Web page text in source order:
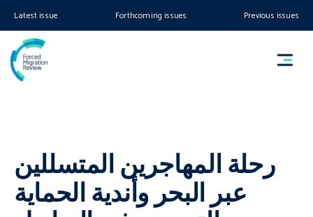
Latest issue Forthcoming issues Previous issues
رحلة المهاجرين المتسللين
عبر البحر وأندية الحماية